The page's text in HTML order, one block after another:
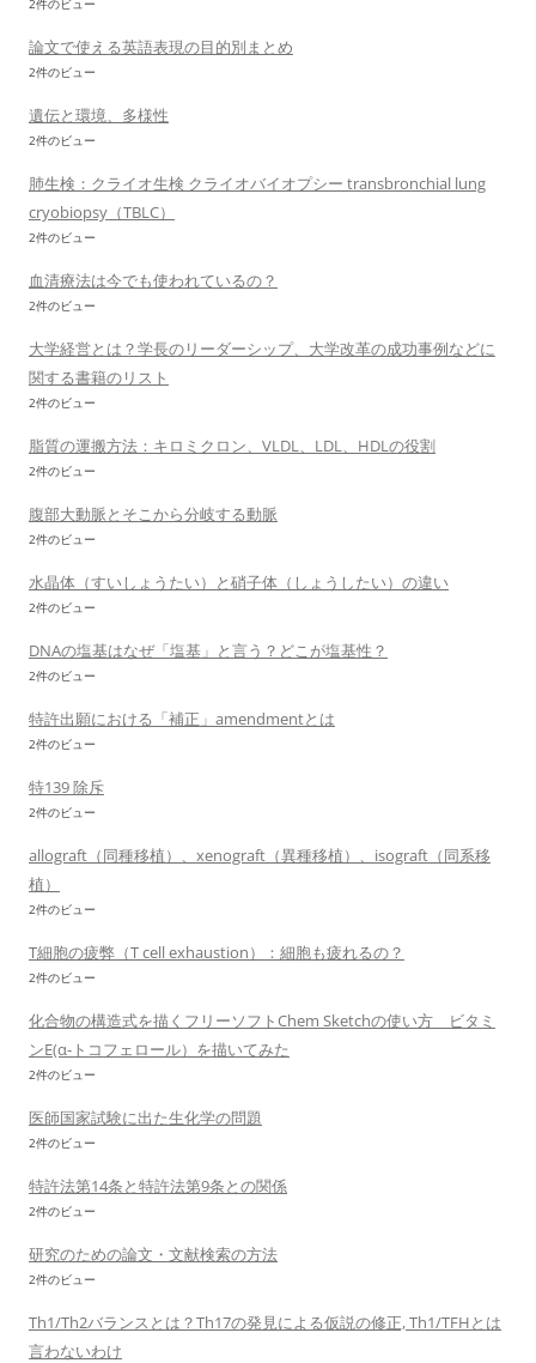
2件のビュー
論文で使える英語表現の目的別まとめ
2件のビュー
遺伝と環境、多様性
2件のビュー
肺生検：クライオ生検 クライオバイオプシー transbronchial lung
cryobiopsy（TBLC）
2件のビュー
血清療法は今でも使われているの？
2件のビュー
大学経営とは？学長のリーダーシップ、大学改革の成功事例などに
関する書籍のリスト
2件のビュー
脂質の運搬方法：キロミクロン、VLDL、LDL、HDLの役割
2件のビュー
腹部大動脈とそこから分岐する動脈
2件のビュー
水晶体（すいしょうたい）と硝子体（しょうしたい）の違い
2件のビュー
DNAの塩基はなぜ「塩基」と言う？どこが塩基性？
2件のビュー
特許出願における「補正」amendmentとは
2件のビュー
特139 除斥
2件のビュー
allograft（同種移植）、xenograft（異種移植）、isograft（同系移
植）
2件のビュー
T細胞の疲弊（T cell exhaustion）：細胞も疲れるの？
2件のビュー
化合物の構造式を描くフリーソフトChem Sketchの使い方 ビタミ
ンE(α-トコフェロール）を描いてみた
2件のビュー
医師国家試験に出た生化学の問題
2件のビュー
特許法第14条と特許法第9条との関係
2件のビュー
研究のための論文・文献検索の方法
2件のビュー
Th1/Th2バランスとは？Th17の発見による仮説の修正, Th1/TFHとは
言わないわけ